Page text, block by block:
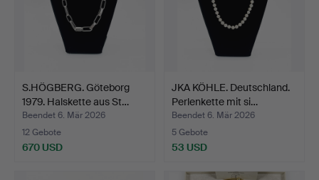
S.HÖGBERG. Göteborg
1979. Halskette aus St…
Beendet 6. Mär 2026
12 Gebote
670 USD
JKA KÖHLE. Deutschland.
Perlenkette mit si…
Beendet 6. Mär 2026
5 Gebote
53 USD